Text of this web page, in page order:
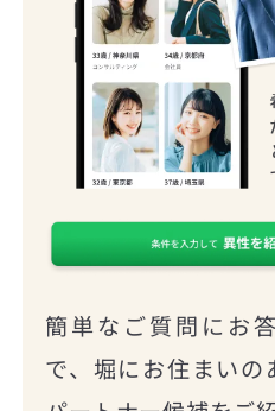
簡単なご質問にお
で、堀にお住まい